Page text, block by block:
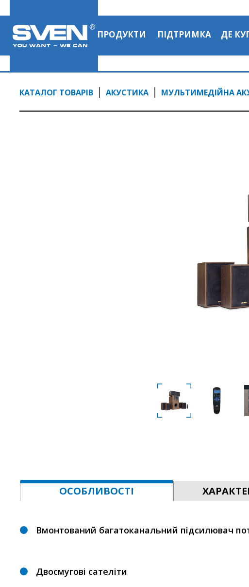
ПРОДУКТИ ПІДТРИМКА ДЕ
КАТАЛОГ ТОВАРІВ АКУСТИКА МУЛЬТИМЕДІЙНА
ОСОБЛИВОСТІ
Вмонтований багатоканальний підсилювач
Двосмугові сателіти